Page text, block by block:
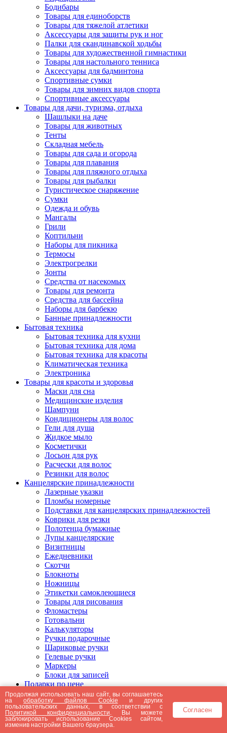
Бодибары
Товары для единоборств
Товары для тяжелой атлетики
Аксессуары для защиты рук и ног
Палки для скандинавской ходьбы
Товары для художественной гимнастики
Товары для настольного тенниса
Аксессуары для бадминтона
Спортивные сумки
Товары для зимних видов спорта
Спортивные аксессуары
Товары для дачи, туризма, отдыха
Шашлыки на даче
Товары для животных
Тенты
Складная мебель
Товары для сада и огорода
Товары для плавания
Товары для пляжного отдыха
Товары для рыбалки
Туристическое снаряжение
Сумки
Одежда и обувь
Мангалы
Грили
Коптильни
Наборы для пикника
Термосы
Электрогрелки
Зонты
Средства от насекомых
Товары для ремонта
Средства для бассейна
Наборы для барбекю
Банные принадлежности
Бытовая техника
Бытовая техника для кухни
Бытовая техника для дома
Бытовая техника для красоты
Климатическая техника
Электроника
Товары для красоты и здоровья
Маски для сна
Медицинские изделия
Шампуни
Кондиционеры для волос
Гели для душа
Жидкое мыло
Косметички
Лосьон для рук
Расчески для волос
Резинки для волос
Канцелярские принадлежности
Лазерные указки
Пломбы номерные
Подставки для канцелярских принадлежностей
Коврики для резки
Полотенца бумажные
Лупы канцелярские
Визитницы
Ежедневники
Скотчи
Блокноты
Ножницы
Этикетки самоклеющиеся
Товары для рисования
Фломастеры
Готовальни
Калькуляторы
Ручки подарочные
Шариковые ручки
Гелевые ручки
Маркеры
Блоки для записей
Подарки по цене
Подарки от 5000 рублей
Подарки до 5000 рублей
Подарки до 3000 рублей
Подарки до 2000 рублей
Подарки до 1000 рублей
Продолжая использовать наш сайт, вы соглашаетесь
наобработку файлов Cookie и других
пользовательских данных, в соответствии с
Политикой конфиденциальности . Вы можете
заблокировать использование Cookies сайтом,
изменив настройки Вашего браузера.
Согласен